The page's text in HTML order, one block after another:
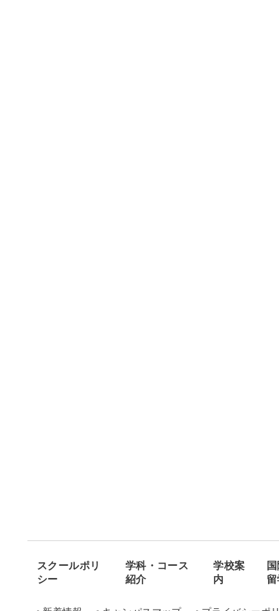
スクールポリ
シー
学科・コース
紹介
学校案
内